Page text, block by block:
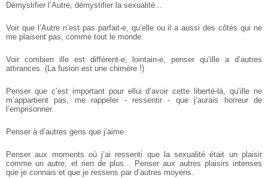
Démystifier l’Autre, démystifier la sexualité...
Voir que l’Autre n’est pas parfait-e, qu’elle ou il a aussi des côtés qui ne
me plaisent pas, comme tout le monde.
Voir combien ille est différent-e, lointain-e, penser qu’ille a d’autres
attirances. (La fusion est une chimère !)
Penser que c’est important pour ellui d’avoir cette liberté-là, qu’ille ne
m’appartient pas, me rappeler - ressentir - que j’aurais horreur de
l’emprisonner.
Penser à d’autres gens que j’aime.
Penser aux moments où j’ai ressenti que la sexualité était un plaisir
comme un autre, et rien de plus... Penser aux autres plaisirs intenses
que je connais et que je ressens par d’autres moyens.